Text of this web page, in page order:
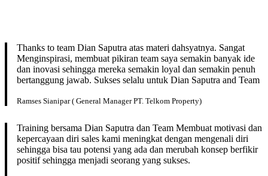
Thanks to team Dian Saputra atas materi dahsyatnya. Sangat
Menginspirasi, membuat pikiran team saya semakin banyak ide
dan inovasi sehingga mereka semakin loyal dan semakin penuh
bertanggung jawab. Sukses selalu untuk Dian Saputra and Team
Ramses Sianipar ( General Manager PT. Telkom Property)
Training bersama Dian Saputra dan Team Membuat motivasi dan
kepercayaan diri sales kami meningkat dengan mengenali diri
sehingga bisa tau potensi yang ada dan merubah konsep berfikir
positif sehingga menjadi seorang yang sukses.